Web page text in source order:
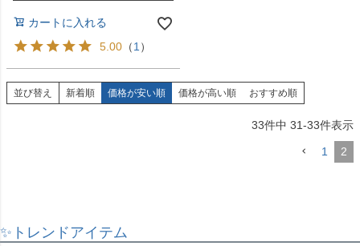
カートに入れる
5.00 （1 ）
並び替え 新着順 価格が安い順 価格が高い順 おすすめ順
33件中 31-33件表示
1 2
✨トレンドアイテム